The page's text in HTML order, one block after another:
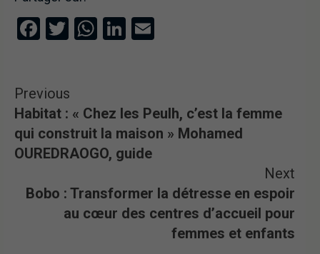
Facebook
TwitterWhatsApp
LinkedIn
Previous
Habitat : « Chez les Peulh, c’est la femme
qui construit la maison » Mohamed
OUREDRAOGO, guide
Next
Bobo : Transformer la détresse en espoir
au cœur des centres d’accueil pour
femmes et enfants